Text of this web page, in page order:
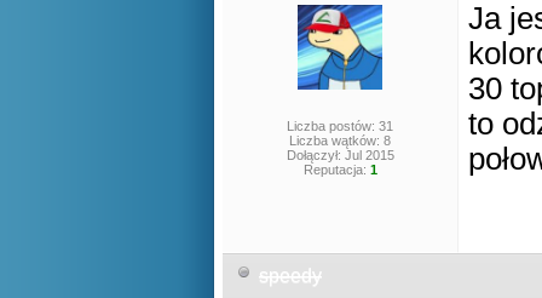
Liczba postów: 31
Liczba wątków: 8
Dołączył: Jul 2015
Reputacja: 1
Ja
30
to
speedy